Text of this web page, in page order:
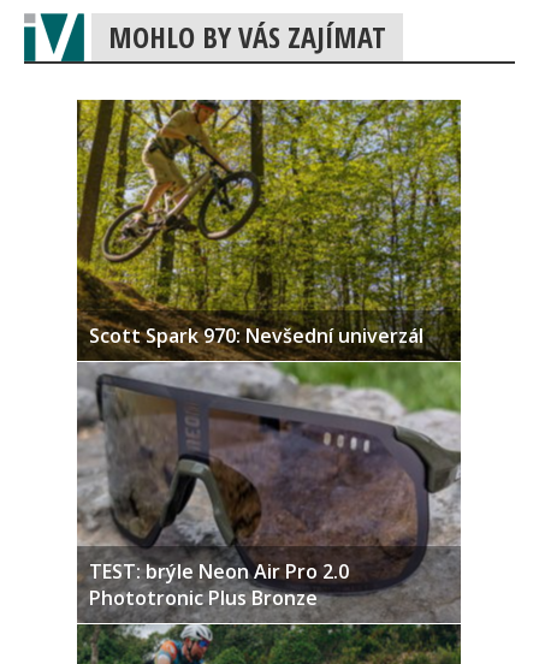
MOHLO BY VÁS ZAJÍMAT
Scott Spark 970: Nevšední univerzál
TEST: brýle Neon Air Pro 2.0
Phototronic Plus Bronze